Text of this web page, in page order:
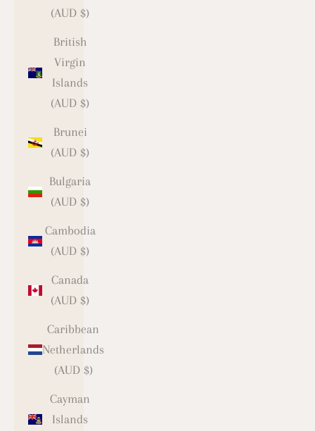
(AUD $)
British
Virgin
Islands
(AUD $)
Brunei
(AUD $)
Bulgaria
(AUD $)
Cambodia
(AUD $)
Canada
(AUD $)
Caribbean
Netherlands
(AUD $)
Cayman
Islands